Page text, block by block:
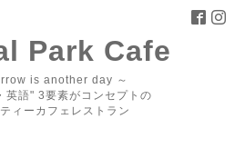
Park Cafe
is another day ～
英語" 3要素がコンセプトの
ィーカフェレストラン